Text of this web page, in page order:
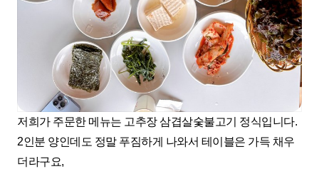
저희가 주문한 메뉴는 고추장 삼겹살숯불고기 정식입니다.
2인분 양인데도 정말 푸짐하게 나와서 테이블은 가득 채우
더라구요,